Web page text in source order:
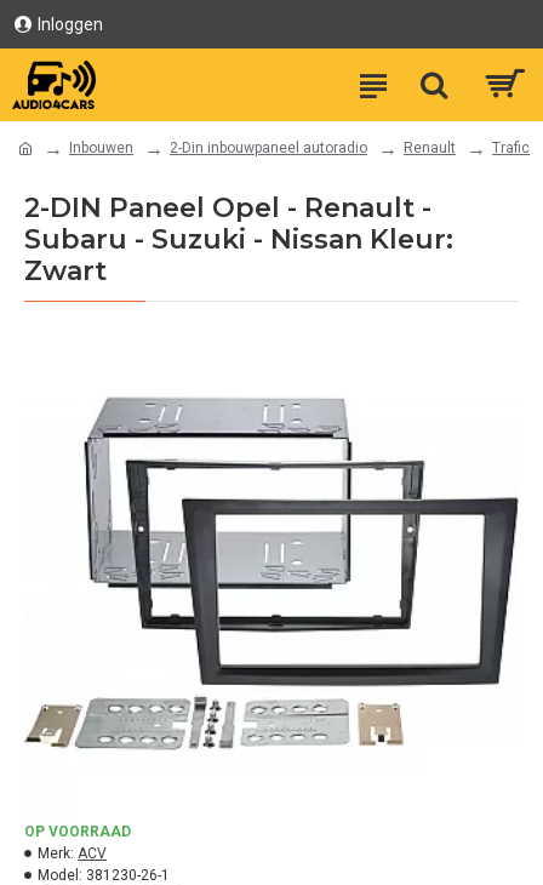
Inloggen
Inbouwen 2-Din inbouwpaneel autoradio Renault Trafic
2-DIN Paneel Opel - Renault -
Subaru - Suzuki - Nissan Kleur:
Zwart
OP VOORRAAD
Merk: ACV
Model: 381230-26-1